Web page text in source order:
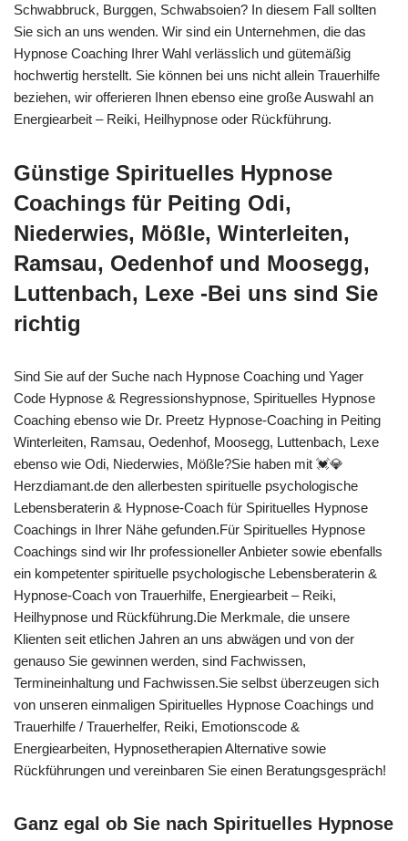
Schwabbruck, Burggen, Schwabsoien? In diesem Fall sollten
Sie sich an uns wenden. Wir sind ein Unternehmen, die das
Hypnose Coaching Ihrer Wahl verlässlich und gütemäßig
hochwertig herstellt. Sie können bei uns nicht allein Trauerhilfe
beziehen, wir offerieren Ihnen ebenso eine große Auswahl an
Energiearbeit – Reiki, Heilhypnose oder Rückführung.
Günstige Spirituelles Hypnose
Coachings für Peiting Odi,
Niederwies, Mößle, Winterleiten,
Ramsau, Oedenhof und Moosegg,
Luttenbach, Lexe -Bei uns sind Sie
richtig
Sind Sie auf der Suche nach Hypnose Coaching und Yager
Code Hypnose & Regressionshypnose, Spirituelles Hypnose
Coaching ebenso wie Dr. Preetz Hypnose-Coaching in Peiting
Winterleiten, Ramsau, Oedenhof, Moosegg, Luttenbach, Lexe
ebenso wie Odi, Niederwies, Mößle?Sie haben mit 💓️💎
Herzdiamant.de den allerbesten spirituelle psychologische
Lebensberaterin & Hypnose-Coach für Spirituelles Hypnose
Coachings in Ihrer Nähe gefunden.Für Spirituelles Hypnose
Coachings sind wir Ihr professioneller Anbieter sowie ebenfalls
ein kompetenter spirituelle psychologische Lebensberaterin &
Hypnose-Coach von Trauerhilfe, Energiearbeit – Reiki,
Heilhypnose und Rückführung.Die Merkmale, die unsere
Klienten seit etlichen Jahren an uns abwägen und von der
genauso Sie gewinnen werden, sind Fachwissen,
Termineinhaltung und Fachwissen.Sie selbst überzeugen sich
von unseren einmaligen Spirituelles Hypnose Coachings und
Trauerhilfe / Trauerhelfer, Reiki, Emotionscode &
Energiearbeiten, Hypnosetherapien Alternative sowie
Rückführungen und vereinbaren Sie einen Beratungsgespräch!
Ganz egal ob Sie nach Spirituelles Hypnose